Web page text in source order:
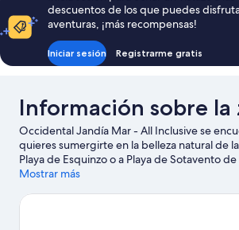
descuentos de los que puedes
aventuras, ¡más recompensas!
Iniciar sesión Registrarme gratis
Información sobre la
Occidental Jandía Mar - All Inclusive se
quieres sumergirte en la belleza natural de
Playa de Esquinzo o a Playa de Sotavento
oportunidad de disfrutar del agua realizando
vivir grandes aventuras practicando la
Mostrar más